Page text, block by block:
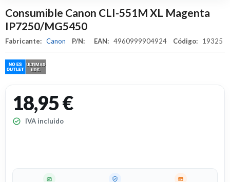
Consumible Canon CLI-551M XL Magenta
IP7250/MG5450
Fabricante: Canon P/N: EAN: 4960999904924 Código: 19325
18,95 €
IVA incluido